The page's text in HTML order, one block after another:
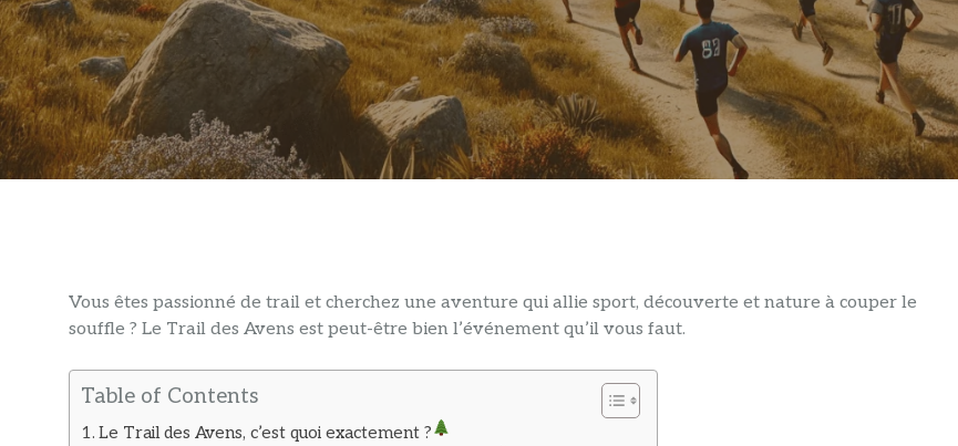
Vous êtes passionné de trail et cherchez une aventure qui allie sport, découverte et nature à couper le
souffle ? Le Trail des Avens est peut-être bien l’événement qu’il vous faut.
Table of Contents
Le Trail des Avens, c’est quoi exactement ?